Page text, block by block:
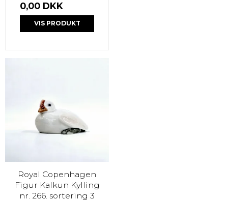
0,00 DKK
VIS PRODUKT
Royal Copenhagen
Figur Kalkun Kylling
nr. 266. sortering 3